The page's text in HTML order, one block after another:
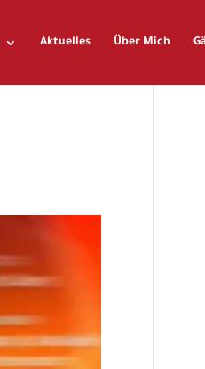
Aktuelles Über Mich